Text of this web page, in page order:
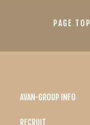
PAGE TOP
AVAN-GROUP INFO
RECRUIT